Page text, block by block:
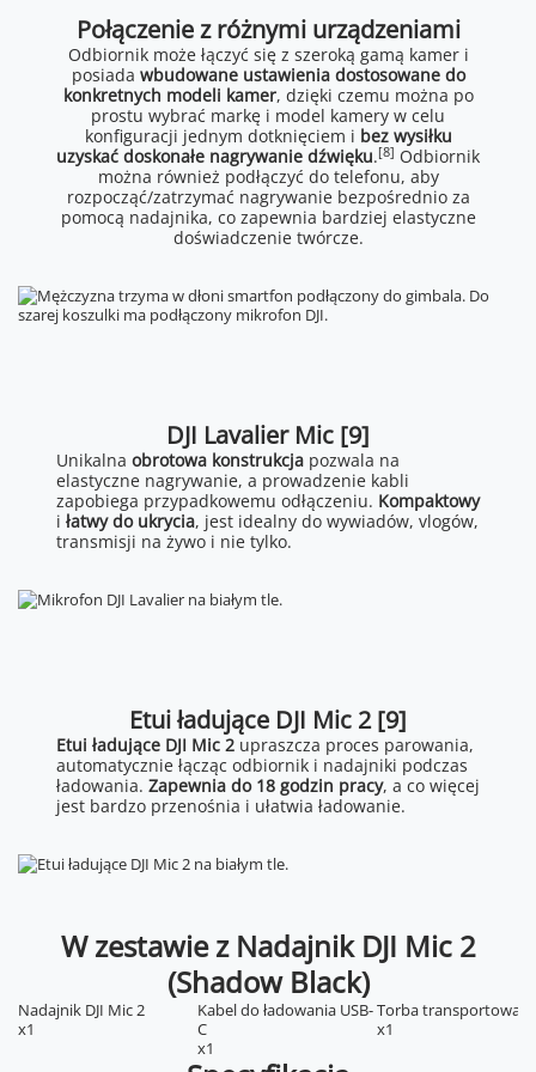
Połączenie z różnymi urządzeniami
Odbiornik może łączyć się z szeroką gamą kamer i
posiada wbudowane ustawienia dostosowane do
konkretnych modeli kamer, dzięki czemu można po
prostu wybrać markę i model kamery w celu
konfiguracji jednym dotknięciem i bez wysiłku
uzyskać doskonałe nagrywanie dźwięku.[8] Odbiornik
można również podłączyć do telefonu, aby
rozpocząć/zatrzymać nagrywanie bezpośrednio za
pomocą nadajnika, co zapewnia bardziej elastyczne
doświadczenie twórcze.
DJI Lavalier Mic [9]
Unikalna obrotowa konstrukcja pozwala na
elastyczne nagrywanie, a prowadzenie kabli
zapobiega przypadkowemu odłączeniu. Kompaktowy
i łatwy do ukrycia, jest idealny do wywiadów, vlogów,
transmisji na żywo i nie tylko.
Etui ładujące DJI Mic 2 [9]
Etui ładujące DJI Mic 2 upraszcza proces parowania,
automatycznie łącząc odbiornik i nadajniki podczas
ładowania. Zapewnia do 18 godzin pracy, a co więcej
jest bardzo przenośnia i ułatwia ładowanie.
W zestawie z Nadajnik DJI Mic 2
(Shadow Black)
Nadajnik DJI Mic 2
x1
Kabel do ładowania USB-
C
x1
Torba transportowa
x1